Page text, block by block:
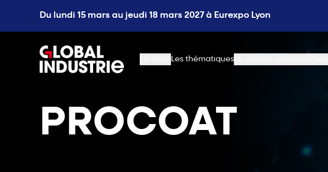
Du lundi 15 mars au jeudi 18 mars 2027 à Eurexpo Lyon
page.home
Les thématiques
PROCOAT